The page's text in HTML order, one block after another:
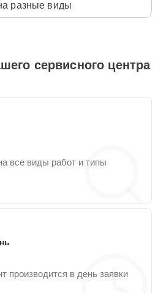
разные виды
Полную
Для расчета итоговой
достаточно
сервисного центра
все виды работ и типы
производится в день заявки